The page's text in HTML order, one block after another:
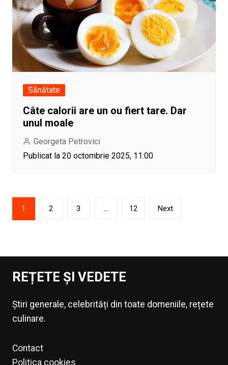
Sănătate
Câte calorii are un ou fiert tare. Dar
unul moale
Georgeta Petrovici
Publicat la 20 octombrie 2025, 11:00
Paginație
articole
1 2 3 … 12 Next
REȚETE ȘI VEDETE
Știri generale, celebrități din toate domeniile, rețete
culinare.
Contact
Politica cookies